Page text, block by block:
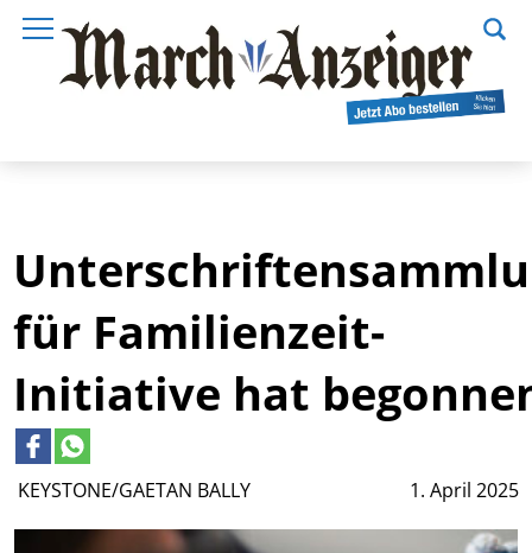
KEYSTONE/GAETAN BALLY 1. April 2025
für Familienzeit-
Initiative hat